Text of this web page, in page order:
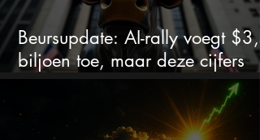
Beursupdate: AI-rally voegt $3,5
biljoen toe, maar deze cijfers
waarschuwen beleggers